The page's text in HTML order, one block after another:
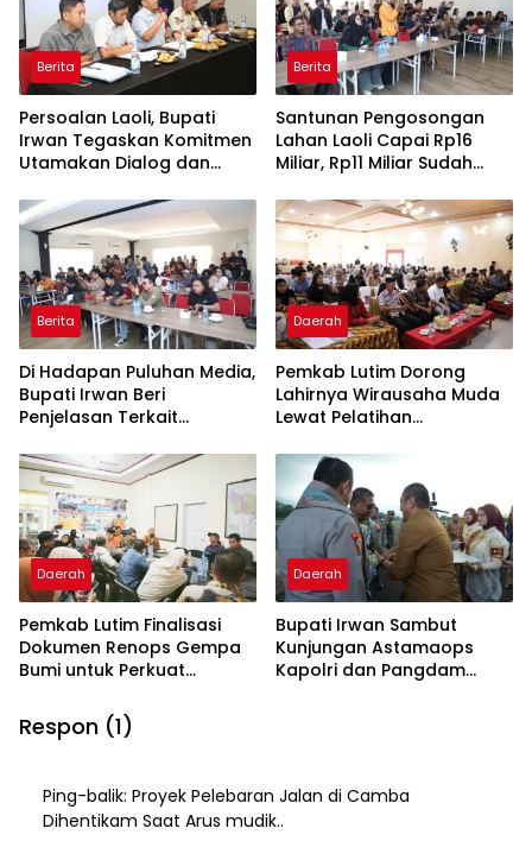
Berita
Persoalan Laoli, Bupati
Irwan Tegaskan Komitmen
Utamakan Dialog dan
Berita
Santunan Pengosongan
Lahan Laoli Capai Rp16
Miliar, Rp11 Miliar Sudah
Berita
Di Hadapan Puluhan Media,
Bupati Irwan Beri
Penjelasan Terkait
Daerah
Pemkab Lutim Dorong
Lahirnya Wirausaha Muda
Lewat Pelatihan
Daerah
Pemkab Lutim Finalisasi
Dokumen Renops Gempa
Bumi untuk Perkuat
Daerah
Bupati Irwan Sambut
Kunjungan Astamaops
Kapolri dan Pangdam
Respon (1)
Ping-balik: Proyek Pelebaran Jalan di Camba
Dihentikam Saat Arus mudik..